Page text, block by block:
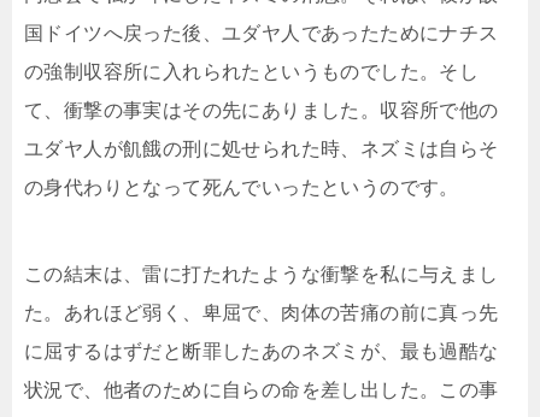
国ドイツへ戻った後、ユダヤ人であったためにナチス
の強制収容所に入れられたというものでした。そし
て、衝撃の事実はその先にありました。収容所で他の
ユダヤ人が飢餓の刑に処せられた時、ネズミは自らそ
の身代わりとなって死んでいったというのです。
この結末は、雷に打たれたような衝撃を私に与えまし
た。あれほど弱く、卑屈で、肉体の苦痛の前に真っ先
に屈するはずだと断罪したあのネズミが、最も過酷な
状況で、他者のために自らの命を差し出した。この事